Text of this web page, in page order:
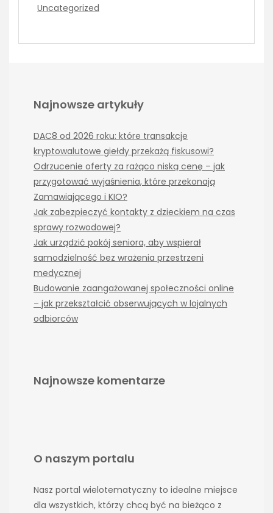
Uncategorized
Najnowsze artykuły
DAC8 od 2026 roku: które transakcje
kryptowalutowe giełdy przekażą fiskusowi?
Odrzucenie oferty za rażąco niską cenę – jak
przygotować wyjaśnienia, które przekonają
Zamawiającego i KIO?
Jak zabezpieczyć kontakty z dzieckiem na czas
sprawy rozwodowej?
Jak urządzić pokój seniora, aby wspierał
samodzielność bez wrażenia przestrzeni
medycznej
Budowanie zaangażowanej społeczności online
– jak przekształcić obserwujących w lojalnych
odbiorców
Najnowsze komentarze
O naszym portalu
Nasz portal wielotematyczny to idealne miejsce
dla wszystkich, którzy chcą być na bieżąco z